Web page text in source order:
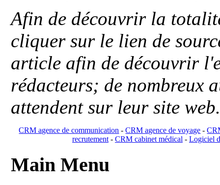
Afin de découvrir la
cliquer sur le lien de
article afin de découvrir
rédacteurs; de nombreux
attendent sur leur site
CRM agence de communication -CRM agence de voyage -
recrutement- CRM cabinet médical- Logiciel
Main Menu